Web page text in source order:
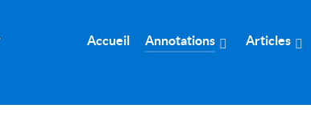
Accueil Annotations Articles